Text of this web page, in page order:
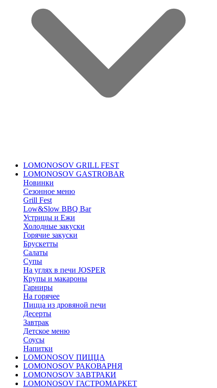
LOMONOSOV GRILL FEST
LOMONOSOV GASTROBAR
Новинки
Сезонное меню
Grill Fest
Low&Slow BBQ Bar
Устрицы и Ежи
Холодные закуски
Горячие закуски
Брускетты
Салаты
Супы
На углях в печи JOSPER
Крупы и макароны
Гарниры
На горячее
Пицца из дровяной печи
Десерты
Завтрак
Детское меню
Соусы
Напитки
LOMONOSOV ПИЦЦА
LOMONOSOV РАКОВАРНЯ
LOMONOSOV ЗАВТРАКИ
LOMONOSOV ГАСТРОМАРКЕТ